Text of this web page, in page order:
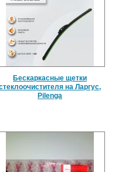
Бескаркасные щетки
на Ларгус,
Pilenga